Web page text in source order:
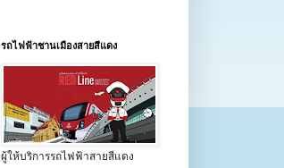
รถไฟฟ้าชานเมืองสายสีแดง
ผู้ให้บริการรถไฟฟ้าสายสีแดง